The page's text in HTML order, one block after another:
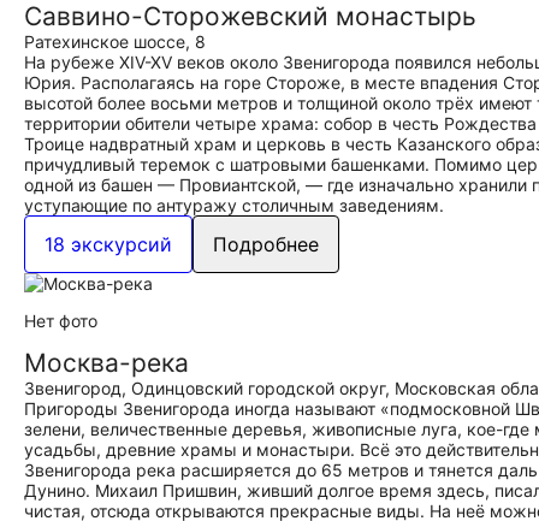
Саввино-Сторожевский монастырь
Ратехинское шоссе, 8
На рубеже XIV-XV веков около Звенигорода появился
Юрия. Располагаясь на горе Стороже, в месте впадения
высотой более восьми метров и толщиной около трёх
территории обители четыре храма: собор в честь
Троице надвратный храм и церковь в честь Казанского
причудливый теремок с шатровыми башенками. Помимо
одной из башен — Провиантской, — где изначально хранили
уступающие по антуражу столичным заведениям.
18 экскурсий Подробнее
Нет фото
Москва-река
Звенигород, Одинцовский городской округ, Московская
Пригороды Звенигорода иногда называют «подмосковной
зелени, величественные деревья, живописные луга, кое-
усадьбы, древние храмы и монастыри. Всё это
Звенигорода река расширяется до 65 метров и тянется
Дунино. Михаил Пришвин, живший долгое время здесь,
чистая, отсюда открываются прекрасные виды. На неё